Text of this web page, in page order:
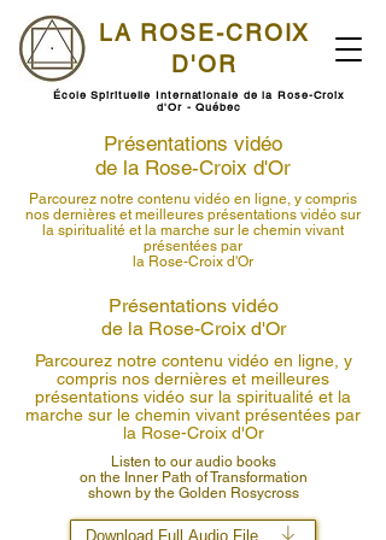
LA ROSE-CROIX
D'OR
École Spirituelle Internationale de la Rose-Croix
d'Or - Québec
Présentations vidéo
de la Rose-Croix d'Or
Parcourez notre contenu vidéo en ligne, y compris
nos dernières et meilleures présentations vidéo sur
la spiritualité et la marche sur le chemin vivant
présentées par
la Rose-Croix d'Or
Présentations vidéo
de la Rose-Croix d'Or
Parcourez notre contenu vidéo en ligne, y
compris nos dernières et meilleures
présentations vidéo sur la spiritualité et la
marche sur le chemin vivant présentées par
la Rose-Croix d'Or
Listen to our audio books
on the Inner Path of Transformation
shown by the Golden Rosycross
Download Full Audio File